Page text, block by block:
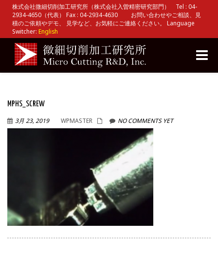
株式会社微細切削加工研究所（株式会社入曽精密研究部門） Tel : 04-
2934-4650（代表） Fax : 04-2934-4630 お問い合わせやご相談、見
積のご依頼やデモ、 見学など、お気軽にご連絡ください。 Language
Switcher: English
Toggle
MPHS_SCREW
3月 23, 2019
WPMASTER NO COMMENTS YET